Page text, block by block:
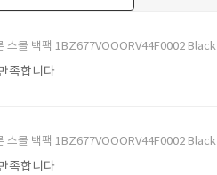
스몰 백팩 1BZ677VOOORV44F0002 Black
족합니다
스몰 백팩 1BZ677VOOORV44F0002 Black
족합니다